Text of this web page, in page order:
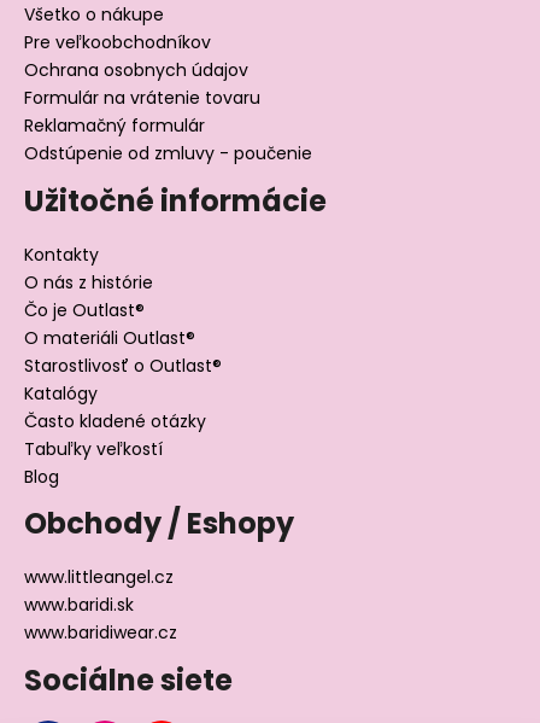
Všetko o nákupe
Pre veľkoobchodníkov
Ochrana osobnych údajov
Formulár na vrátenie tovaru
Reklamačný formulár
Odstúpenie od zmluvy - poučenie
Užitočné informácie
Kontakty
O nás z histórie
Čo je Outlast®
O materiáli Outlast®
Starostlivosť o Outlast®
Katalógy
Často kladené otázky
Tabuľky veľkostí
Blog
Obchody / Eshopy
www.littleangel.cz
www.baridi.sk
www.baridiwear.cz
Sociálne siete